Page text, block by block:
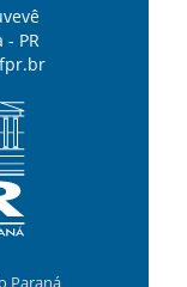
PR
Paraná